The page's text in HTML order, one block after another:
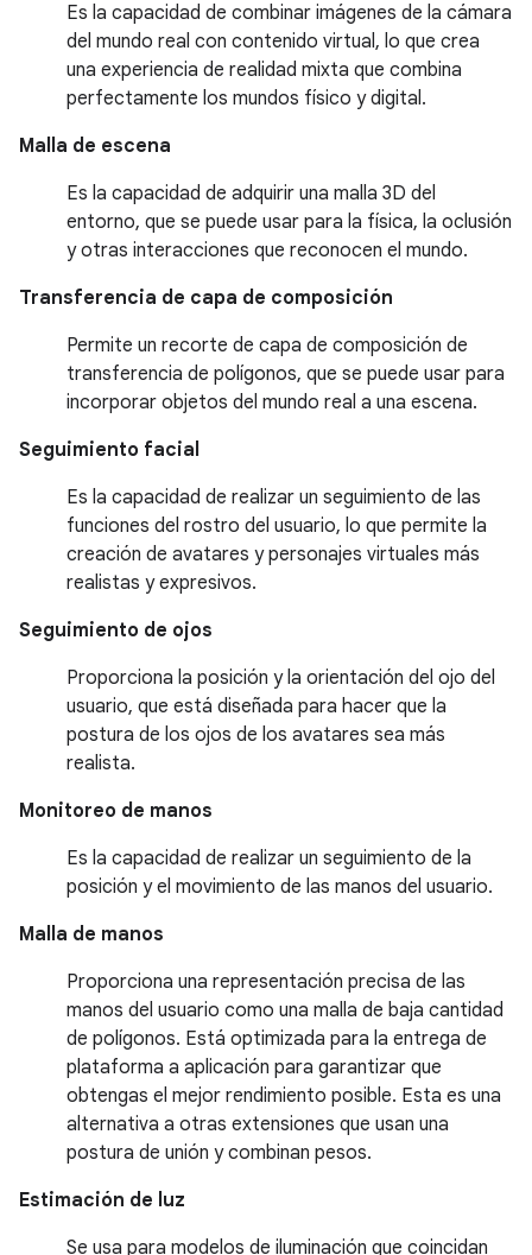
Es la capacidad de combinar imágenes de la cámara
del mundo real con contenido virtual, lo que crea
una experiencia de realidad mixta que combina
perfectamente los mundos físico y digital.
Malla de escena
Es la capacidad de adquirir una malla 3D del
entorno, que se puede usar para la física, la oclusión
y otras interacciones que reconocen el mundo.
Transferencia de capa de composición
Permite un recorte de capa de composición de
transferencia de polígonos, que se puede usar para
incorporar objetos del mundo real a una escena.
Seguimiento facial
Es la capacidad de realizar un seguimiento de las
funciones del rostro del usuario, lo que permite la
creación de avatares y personajes virtuales más
realistas y expresivos.
Seguimiento de ojos
Proporciona la posición y la orientación del ojo del
usuario, que está diseñada para hacer que la
postura de los ojos de los avatares sea más
realista.
Monitoreo de manos
Es la capacidad de realizar un seguimiento de la
posición y el movimiento de las manos del usuario.
Malla de manos
Proporciona una representación precisa de las
manos del usuario como una malla de baja cantidad
de polígonos. Está optimizada para la entrega de
plataforma a aplicación para garantizar que
obtengas el mejor rendimiento posible. Esta es una
alternativa a otras extensiones que usan una
postura de unión y combinan pesos.
Estimación de luz
Se usa para modelos de iluminación que coincidan